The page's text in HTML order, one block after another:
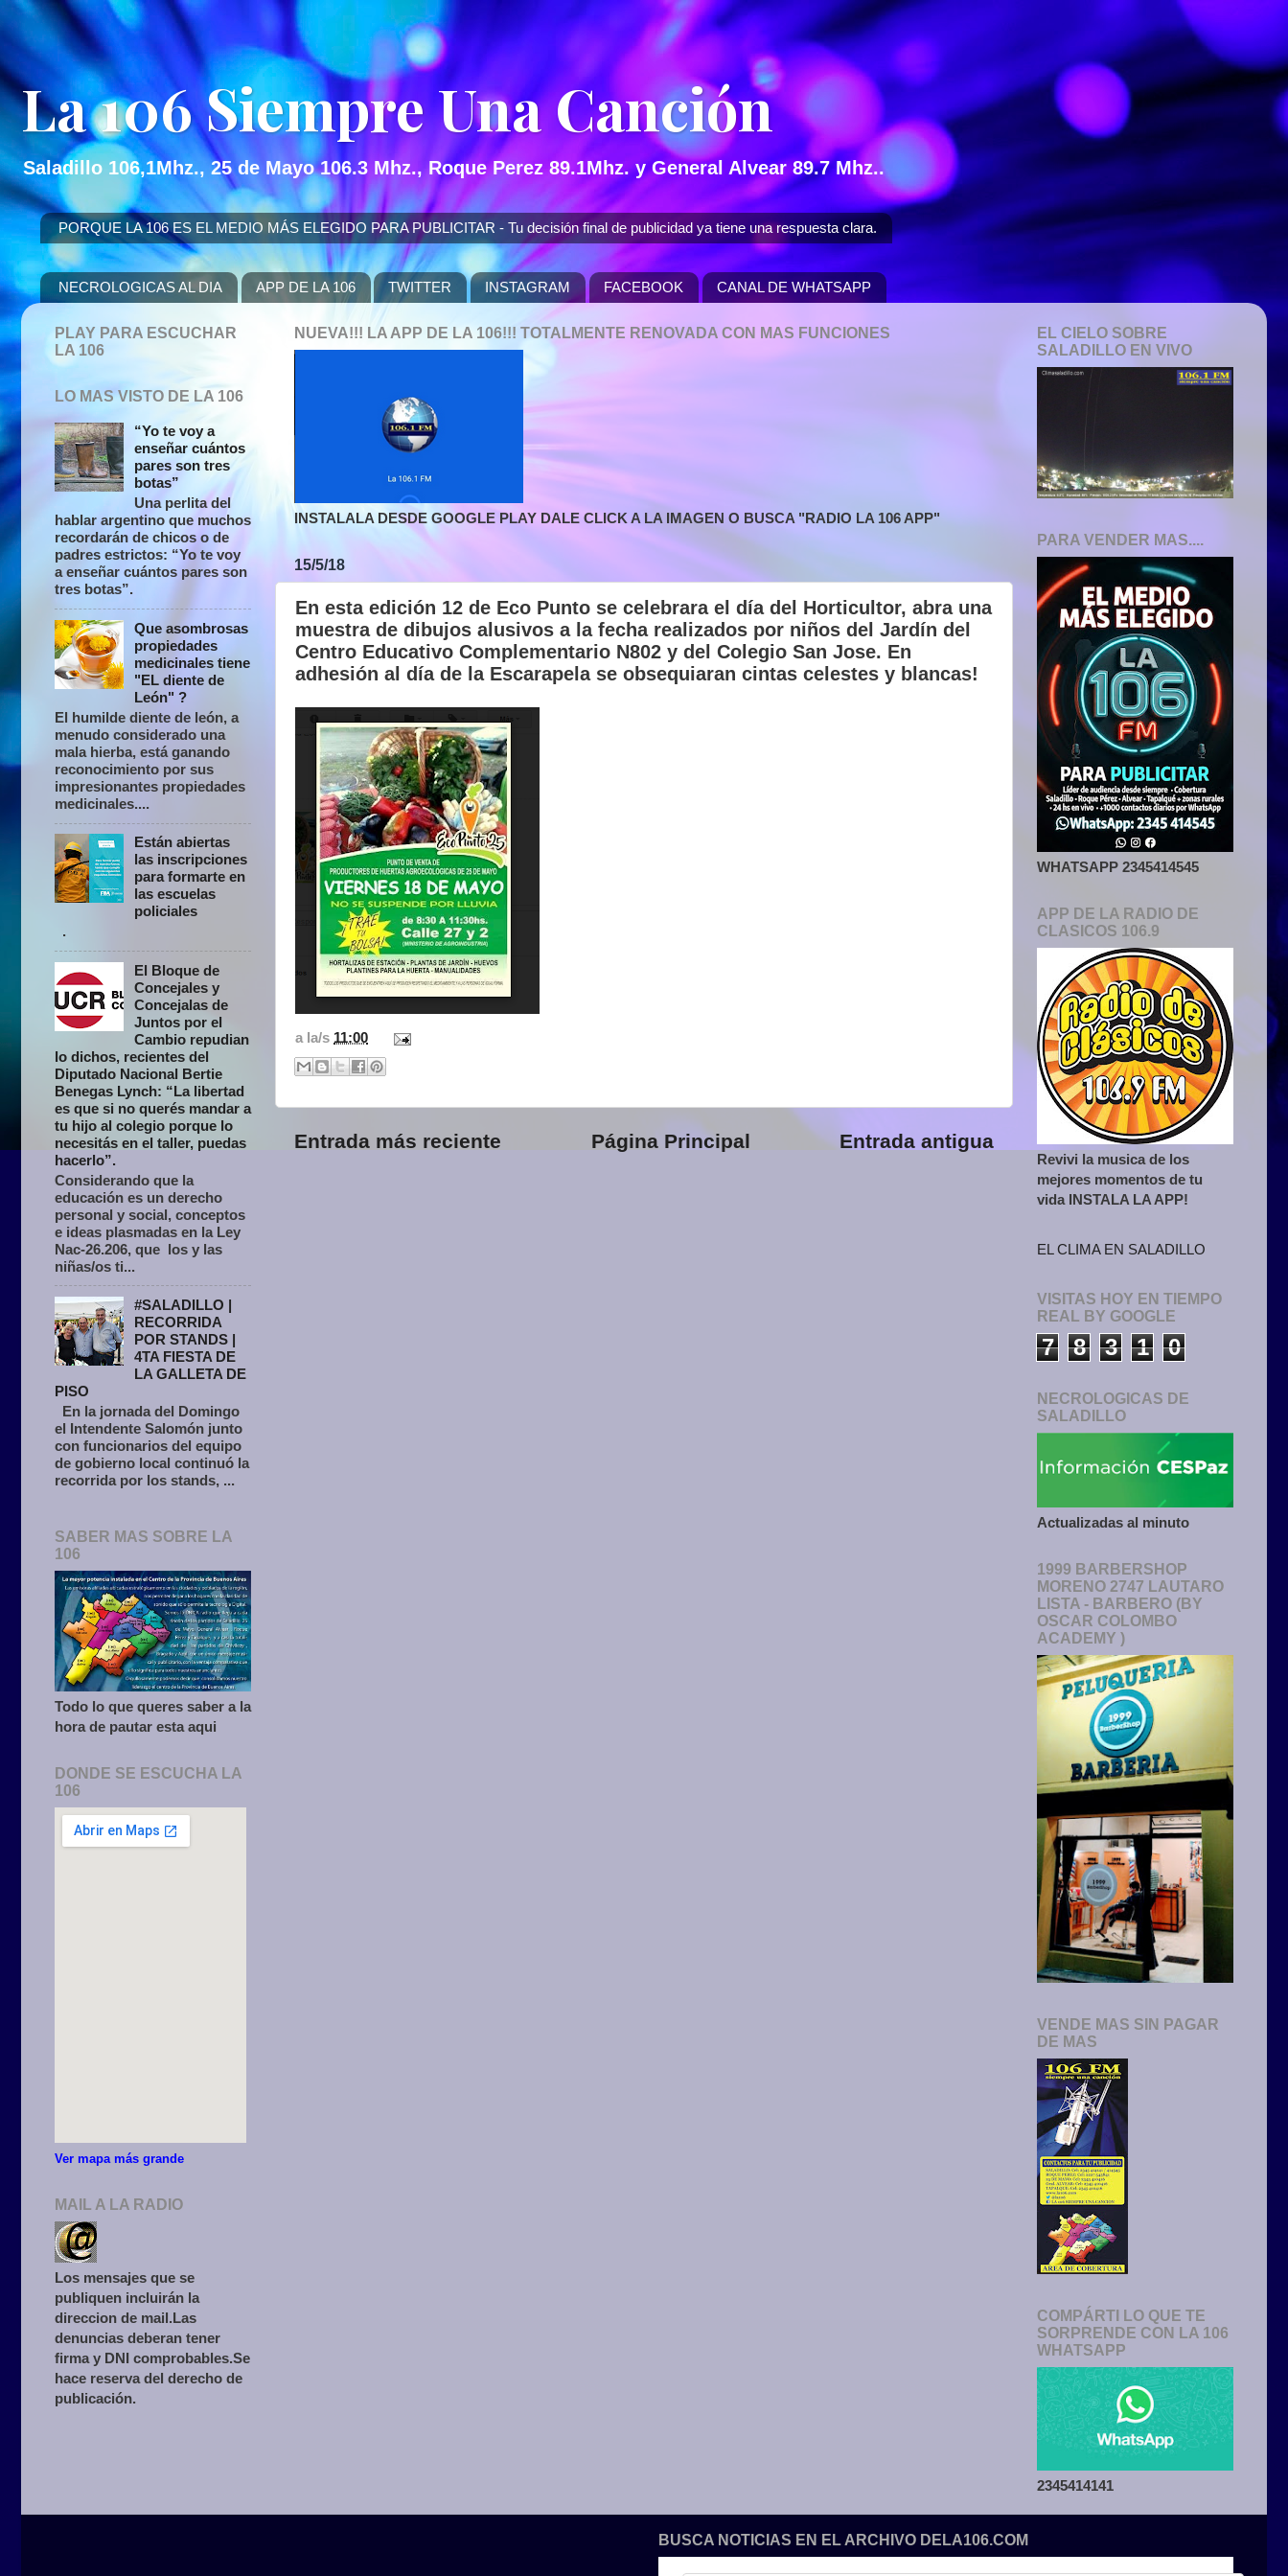
La 106 Siempre Una Canción
Saladillo 106,1Mhz., 25 de Mayo 106.3 Mhz., Roque Perez 89.1Mhz. y General Alvear 89.7 Mhz..
PORQUE LA 106 ES EL MEDIO MÁS ELEGIDO PARA PUBLICITAR - Tu decisión final de publicidad ya tiene una respuesta clara.
NECROLOGICAS AL DIA APP DE LA 106 TWITTER INSTAGRAM FACEBOOK CANAL DE WHATSAPP
NUEVA!!! LA APP DE LA 106!!! TOTALMENTE RENOVADA CON MAS FUNCIONES
INSTALALA DESDE GOOGLE PLAY DALE CLICK A LA IMAGEN O BUSCA "RADIO LA 106 APP"
15/5/18
En esta edición 12 de Eco Punto se celebrara el día del Horticultor, abra una
muestra de dibujos alusivos a la fecha realizados por niños del Jardín del
Centro Educativo Complementario N802 y del Colegio San Jose. En
adhesión al día de la Escarapela se obsequiaran cintas celestes y blancas!
a la/s 11:00
Entrada más reciente Entrada antigua
Página Principal
PLAY PARA ESCUCHAR
LA 106
LO MAS VISTO DE LA 106
“Yo te voy a
enseñar cuántos
pares son tres
botas”
Una perlita del
hablar argentino que muchos
recordarán de chicos o de
padres estrictos: “Yo te voy
a enseñar cuántos pares son
tres botas”.
Que asombrosas
propiedades
medicinales tiene
"EL diente de
León" ?
El humilde diente de león, a
menudo considerado una
mala hierba, está ganando
reconocimiento por sus
impresionantes propiedades
medicinales....
Están abiertas
las inscripciones
para formarte en
las escuelas
policiales
.
El Bloque de
Concejales y
Concejalas de
Juntos por el
Cambio repudian
lo dichos, recientes del
Diputado Nacional Bertie
Benegas Lynch: “La libertad
es que si no querés mandar a
tu hijo al colegio porque lo
necesitás en el taller, puedas
hacerlo”.
Considerando que la
educación es un derecho
personal y social, conceptos
e ideas plasmadas en la Ley
Nac-26.206, que los y las
niñas/os ti...
#SALADILLO |
RECORRIDA
POR STANDS |
4TA FIESTA DE
LA GALLETA DE
PISO
En la jornada del Domingo
el Intendente Salomón junto
con funcionarios del equipo
de gobierno local continuó la
recorrida por los stands, ...
SABER MAS SOBRE LA
106
Todo lo que queres saber a la
hora de pautar esta aqui
DONDE SE ESCUCHA LA
106
Ver mapa más grande
MAIL A LA RADIO
Los mensajes que se
publiquen incluirán la
direccion de mail.Las
denuncias deberan tener
firma y DNI comprobables.Se
hace reserva del derecho de
publicación.
EL CIELO SOBRE
SALADILLO EN VIVO
PARA VENDER MAS....
WHATSAPP 2345414545
APP DE LA RADIO DE
CLASICOS 106.9
Revivi la musica de los
mejores momentos de tu
vida INSTALA LA APP!
EL CLIMA EN SALADILLO
VISITAS HOY EN TIEMPO
REAL BY GOOGLE
7 8 3 1 0
NECROLOGICAS DE
SALADILLO
Actualizadas al minuto
1999 BARBERSHOP
MORENO 2747 LAUTARO
LISTA - BARBERO (BY
OSCAR COLOMBO
ACADEMY )
VENDE MAS SIN PAGAR
DE MAS
COMPÁRTI LO QUE TE
SORPRENDE CON LA 106
WHATSAPP
2345414141
BUSCA NOTICIAS EN EL ARCHIVO DELA106.COM